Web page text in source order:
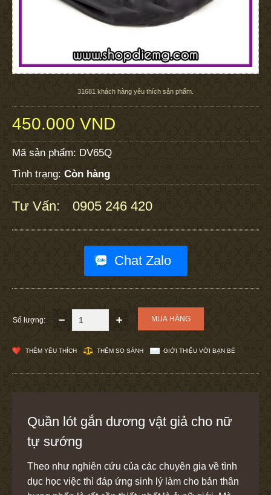
31681 khách hàng yêu thích sản phẩm.
450.000 VND
Mã sản phẩm: DV65Q
Tình trạng: Còn hàng
Tư Vấn: 0905 246 420
Chat Zalo
Số lượng:
THÊM YÊU THÍCH THÊM SO SÁNH GIỚI THIỆU VỚI BẠN BÈ
Quần lót gắn dương vật giả cho nữ
tự sướng
Theo như nghiên cứu của các chuyên gia về tình
dục học việc thì đáp ứng sinh lý làm cho bản thân